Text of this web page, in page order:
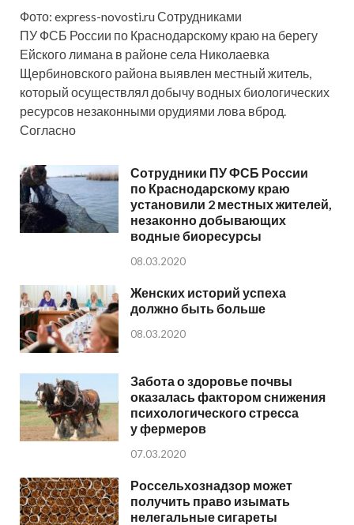
Фото: express-novosti.ru Сотрудниками
ПУ ФСБ России по Краснодарскому краю на берегу
Ейского лимана в районе села Николаевка
Щербиновского района выявлен местный житель,
который осуществлял добычу водных биологических
ресурсов незаконными орудиями лова вброд.
Согласно
Сотрудники ПУ ФСБ России
по Краснодарскому краю
установили 2 местных жителей,
незаконно добывающих
водные биоресурсы
08.03.2020
Женских историй успеха
должно быть больше
08.03.2020
Забота о здоровье почвы
оказалась фактором снижения
психологического стресса
у фермеров
07.03.2020
Россельхознадзор может
получить право изымать
нелегальные сигареты